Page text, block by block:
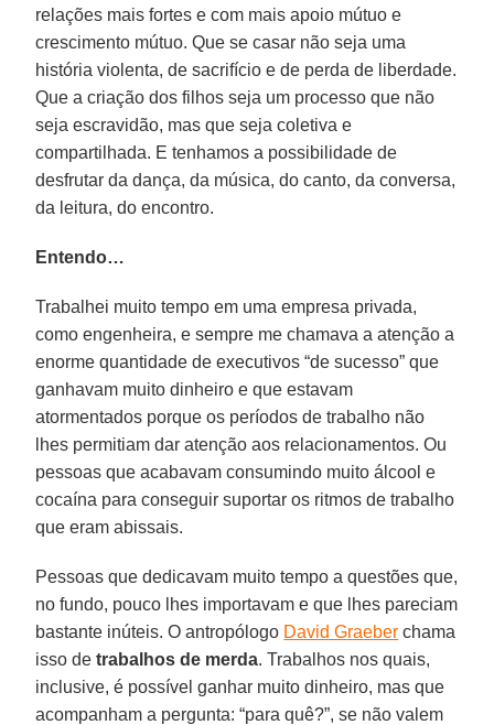
relações mais fortes e com mais apoio mútuo e
crescimento mútuo. Que se casar não seja uma
história violenta, de sacrifício e de perda de liberdade.
Que a criação dos filhos seja um processo que não
seja escravidão, mas que seja coletiva e
compartilhada. E tenhamos a possibilidade de
desfrutar da dança, da música, do canto, da conversa,
da leitura, do encontro.
Entendo…
Trabalhei muito tempo em uma empresa privada,
como engenheira, e sempre me chamava a atenção a
enorme quantidade de executivos “de sucesso” que
ganhavam muito dinheiro e que estavam
atormentados porque os períodos de trabalho não
lhes permitiam dar atenção aos relacionamentos. Ou
pessoas que acabavam consumindo muito álcool e
cocaína para conseguir suportar os ritmos de trabalho
que eram abissais.
Pessoas que dedicavam muito tempo a questões que,
no fundo, pouco lhes importavam e que lhes pareciam
bastante inúteis. O antropólogo David Graeber chama
isso detrabalhos de merda. Trabalhos nos quais,
inclusive, é possível ganhar muito dinheiro, mas que
acompanham a pergunta: “para quê?”, se não valem